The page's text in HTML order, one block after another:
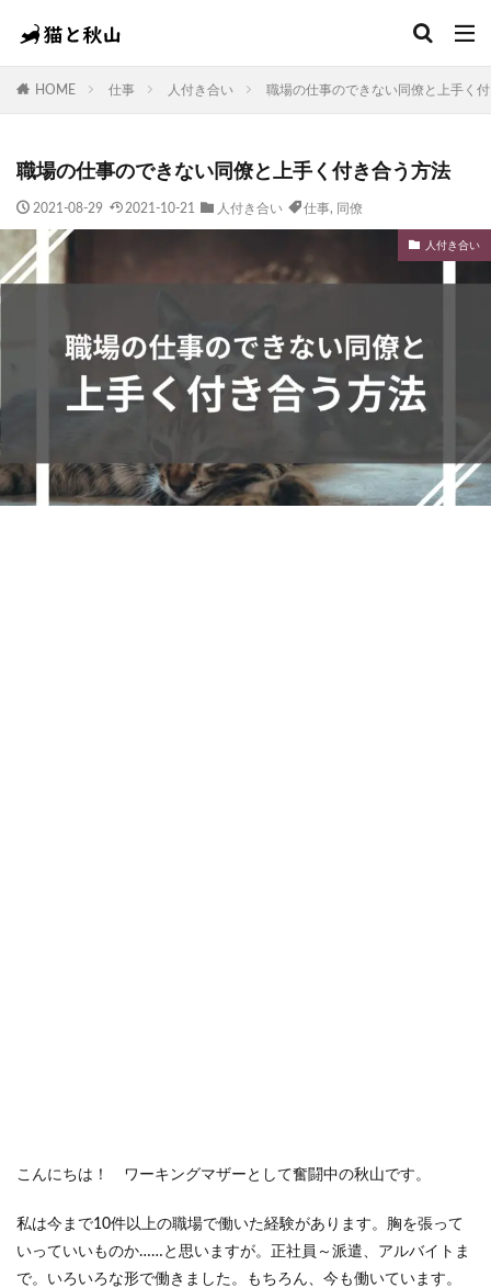
HOME 仕事 人付き合い 職場の仕事のできない同僚と上手く
職場の仕事のできない同僚と上手く付き合う方法
2021-08-29 2021-10-21 人付き合い 仕事, 同僚
人付き合い
こんにちは！ ワーキングマザーとして奮闘中の秋山です。
私は今まで10件以上の職場で働いた経験があります。胸を張って
いっていいものか……と思いますが。正社員～派遣、アルバイトま
で。いろいろな形で働きました。もちろん、今も働いています。
タグ
THE THOR Wordpress 仕事 同僚 料理
食品